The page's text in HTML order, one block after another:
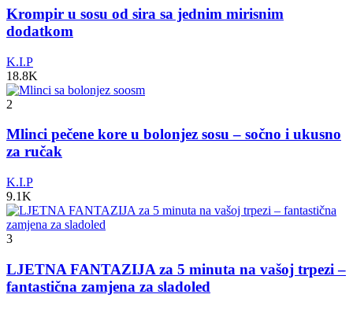
Krompir u sosu od sira sa jednim mirisnim
dodatkom
K.I.P
18.8K
2
Mlinci pečene kore u bolonjez sosu – sočno i ukusno
za ručak
K.I.P
9.1K
3
LJETNA FANTAZIJA za 5 minuta na vašoj trpezi –
fantastična zamjena za sladoled